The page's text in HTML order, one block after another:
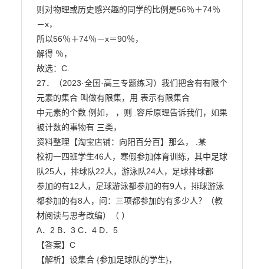
则对物理或历史感兴趣的同学的比例是56％＋74％
－x，
所以56％＋74％－x＝90％，
解得 ％，
故选：C.
27．（2023·全国·高三专题练习）我们把含有有限个
元素的集合 叫做有限集，用 表示有限集合
中元素的个数.例如， ，则 .容斥原理告诉我们，如果
被计数的事物有 三类，
资料整理【淘宝店铺：向阳百分百】那么， .某
校初一四班学生46人，寒假参加体育训练，其中足球
队25人，排球队22人，游泳队24人，足球排球都
参加的有12人，足球游泳都参加的有9人，排球游泳
都参加的有8人，问：三项都参加的有多少人？（教
材阅读与思考改编）（ ）
A．2 B．3 C．4 D．5
【答案】C
【解析】设集合 {参加足球队的学生}，